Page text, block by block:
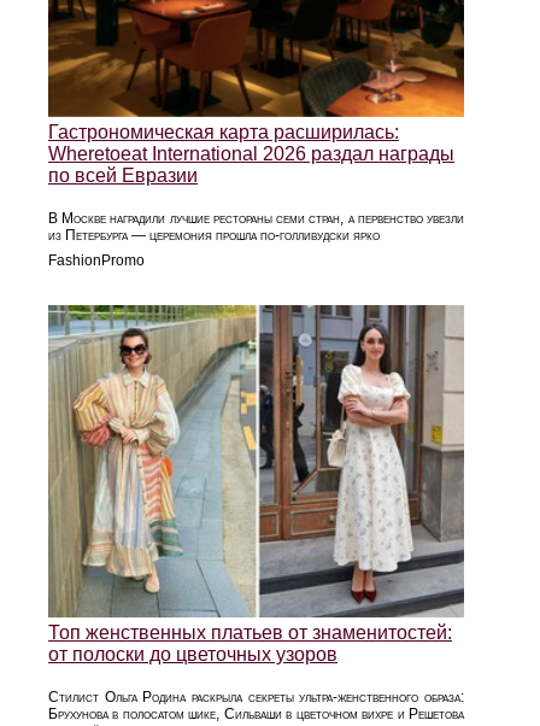
Гастрономическая карта расширилась:
Wheretoeat International 2026 раздал награды
по всей Евразии
В Москве наградили лучшие рестораны семи стран, а первенство увезли
из Петербурга — церемония прошла по-голливудски ярко
FashionPromo
Топ женственных платьев от знаменитостей:
от полоски до цветочных узоров
Стилист Ольга Родина раскрыла секреты ультра‑женственного образа:
Брухунова в полосатом шике, Сильваши в цветочном вихре и Решетова